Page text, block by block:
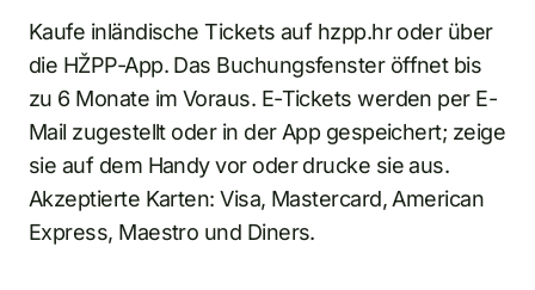
Kaufe inländische Tickets auf hzpp.hr oder über
die HŽPP-App. Das Buchungsfenster öffnet bis
zu 6 Monate im Voraus. E-Tickets werden per E-
Mail zugestellt oder in der App gespeichert; zeige
sie auf dem Handy vor oder drucke sie aus.
Akzeptierte Karten: Visa, Mastercard, American
Express, Maestro und Diners.